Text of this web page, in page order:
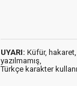
UYARI: Küfür,
yazılmamış,
Türkçe karakter